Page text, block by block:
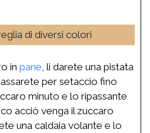
di diversi colori
in pane , li darete una pistata
per setaccio fino
minuto e lo ripassante
acciò venga il zuccaro
una caldaia volante e lo